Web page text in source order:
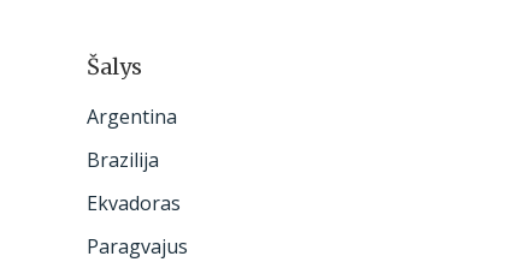
Šalys
Argentina
Brazilija
Ekvadoras
Paragvajus